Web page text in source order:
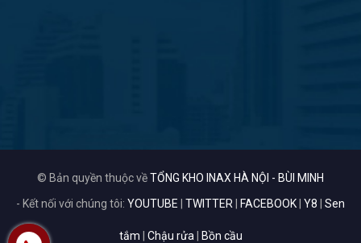
© Bản quyền thuộc vềTỔNG KHO INAX HÀ NỘI - BÙI MINH
- Kết nối với chúng tôi: YOUTUBE TWITTER FACEBOOK Y8 Sen
tắm Chậu rửa Bồn cầu